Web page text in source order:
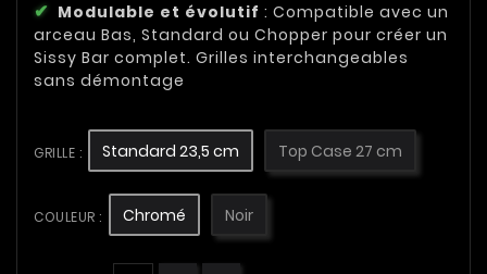
Modulable et évolutif : Compatible avec un
arceau Bas, Standard ou Chopper pour créer un
Sissy Bar complet. Grilles interchangeables
sans démontage
GRILLE : Standard 23,5 cm Top Case 27 cm
COULEUR : Chromé Noir